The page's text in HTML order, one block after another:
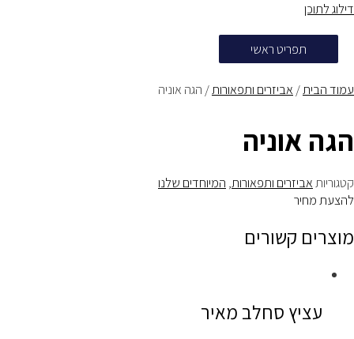
דילוג לתוכן
תפריט ראשי
עמוד הבית/ אביזרים ותפאורות/ הגה אוניה
הגה אוניה
קטגוריותאביזרים ותפאורות, המיוחדים שלנו
להצעת מחיר
מוצרים קשורים
עציץ סחלב מאיר